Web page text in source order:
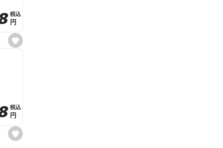
e
s
e
e
税込
税込
円
円
s
e
税込
税込
円
円